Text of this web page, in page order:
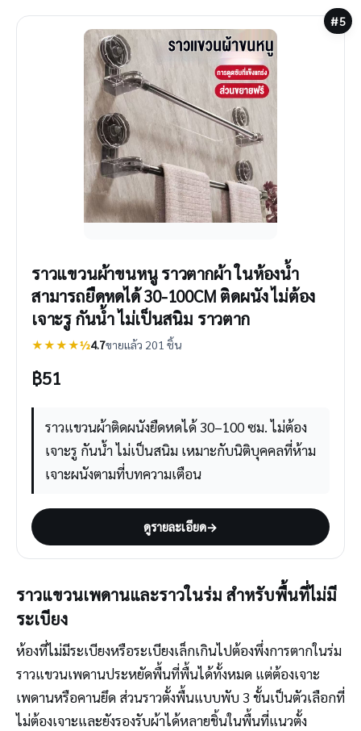
#5
ราวแขวนผ้าขนหนู ราวตากผ้า ในห้องน้ำ
สามารถยืด​หด​ได้ 30-100CM ติดผนัง ไม่ต้อง
เจาะรู กันน้ํา ไม่เป็นสนิม ราวตาก
★★★★½4.7ขายแล้ว 201 ชิ้น
฿51
ราวแขวนผ้าติดผนังยืดหดได้ 30–100 ซม. ไม่ต้อง
เจาะรู กันน้ำ ไม่เป็นสนิม เหมาะกับนิติบุคคลที่ห้าม
เจาะผนังตามที่บทความเตือน
ดูรายละเอียด→
ราวแขวนเพดานและราวในร่ม สำหรับพื้นที่ไม่มี
ระเบียง
ห้องที่ไม่มีระเบียงหรือระเบียงเล็กเกินไปต้องพึ่งการตากในร่ม
ราวแขวนเพดานประหยัดพื้นที่พื้นได้ทั้งหมด แต่ต้องเจาะ
เพดานหรือคานยึด ส่วนราวตั้งพื้นแบบพับ 3 ชั้นเป็นตัวเลือกที่
ไม่ต้องเจาะและยังรองรับผ้าได้หลายชิ้นในพื้นที่แนวตั้ง